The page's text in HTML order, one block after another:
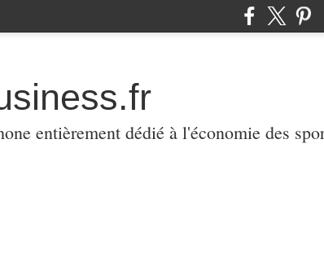
entièrement dédié à l'économie des